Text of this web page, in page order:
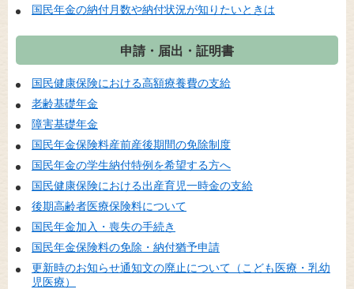
国民年金の納付月数や納付状況が知りたいときは
申請・届出・証明書
国民健康保険における高額療養費の支給
老齢基礎年金
障害基礎年金
国民年金保険料産前産後期間の免除制度
国民年金の学生納付特例を希望する方へ
国民健康保険における出産育児一時金の支給
後期高齢者医療保険料について
国民年金加入・喪失の手続き
国民年金保険料の免除・納付猶予申請
更新時のお知らせ通知文の廃止について（こども医療・乳幼
児医療）